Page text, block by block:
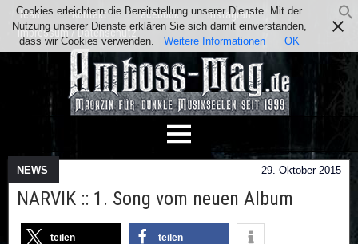
Team Kontakt Facebook
Instagram
Impressum / Datenschutz
NEWS 29. Oktober 2015
NARVIK :: 1. Song vom neuen Album
teilen teilen
Cookies erleichtern die Bereitstellung unserer Dienste. Mit der
Nutzung unserer Dienste erklären Sie sich damit einverstanden,
dass wir Cookies verwenden.
Weitere Informationen OK